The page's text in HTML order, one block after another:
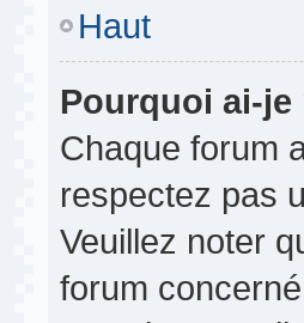
Haut
Pourquoi ai-
Chaque forum
respectez pas
Veuillez noter
forum